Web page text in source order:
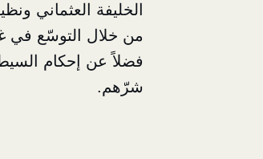
الخليفة العثماني
من خلال التوسّع في
فضلاً عن إحكام
شرّهم.